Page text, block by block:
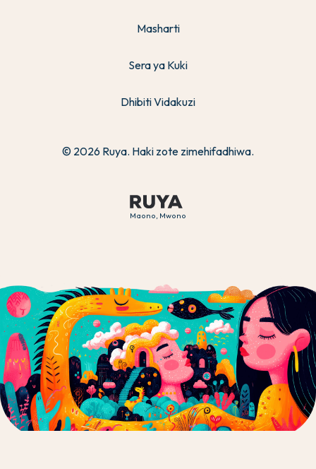
Maono, Mwono
Masharti
Sera ya Kuki
Dhibiti Vidakuzi
© 2026 Ruya. Haki zote zimehifadhiwa.